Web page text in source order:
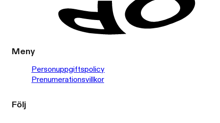
Meny
Personuppgiftspolicy
Prenumerationsvillkor
Följ